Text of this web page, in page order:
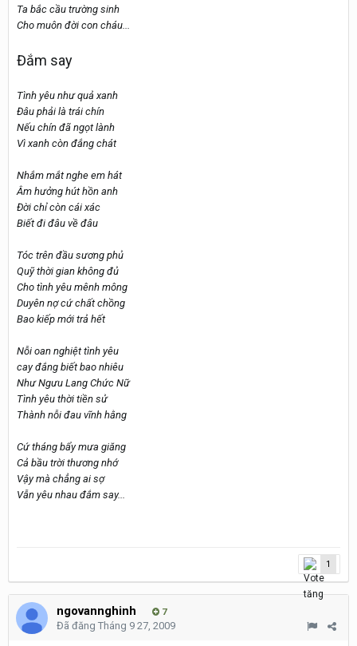
Ta bắc cầu trường sinh
Cho muôn đời con cháu...
Đắm say
Tình yêu như quả xanh
Đâu phải là trái chín
Nếu chín đã ngọt lành
Vì xanh còn đắng chát
Nhắm mắt nghe em hát
Âm hưởng hút hồn anh
Đời chỉ còn cái xác
Biết đi đâu về đâu
Tóc trên đầu sương phủ
Quỹ thời gian không đủ
Cho tình yêu mênh mông
Duyên nợ cứ chất chồng
Bao kiếp mới trả hết
Nỗi oan nghiệt tình yêu
cay đắng biết bao nhiêu
Như Ngưu Lang Chức Nữ
Tình yêu thời tiền sử
Thành nỗi đau vĩnh hằng
Cứ tháng bẩy mưa giăng
Cả bầu trời thương nhớ
Vậy mà chẳng ai sợ
Vẫn yêu nhau đắm say...
1
ngovannghinh 7
Đã đăng Tháng 9 27, 2009